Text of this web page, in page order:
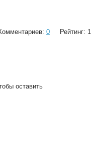
0
Рейтинг: 1
оставить